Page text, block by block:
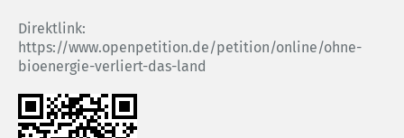
Direktlink:
https://www.openpetition.de/petition/online/ohne-
bioenergie-verliert-das-land